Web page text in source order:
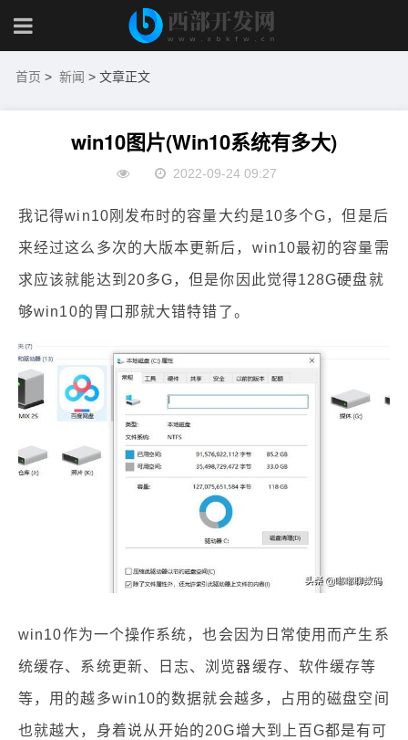
首页 > 新闻 > 文章正文
win10图片(Win10系统有多大)
2022-09-24 09:27
我记得win10刚发布时的容量大约是10多个G，但是后
来经过这么多次的大版本更新后，win10最初的容量需
求应该就能达到20多G，但是你因此觉得128G硬盘就
够win10的胃口那就大错特错了。
win10作为一个操作系统，也会因为日常使用而产生系
统缓存、系统更新、日志、浏览器缓存、软件缓存等
等，用的越多win10的数据就会越多，占用的磁盘空间
也就越大，身着说从开始的20G增大到上百G都是有可